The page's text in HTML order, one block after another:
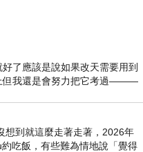
了應該是說如果改天需要用到
但我還是會努力把它考過———
想到就這麼走著走著，2026年
吃飯，有些難為情地說「覺得